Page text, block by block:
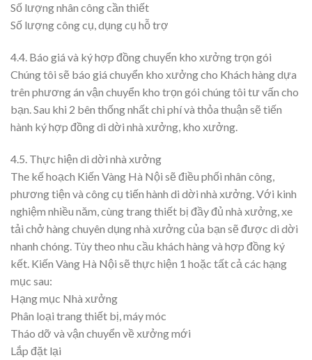
Số lượng nhân công cần thiết
Số lượng công cụ, dụng cụ hỗ trợ
4.4. Báo giá và ký hợp đồng chuyển kho xưởng trọn gói
Chúng tôi sẽ báo giá chuyển kho xưởng cho Khách hàng dựa
trên phương án vận chuyển kho trọn gói chúng tôi tư vấn cho
bạn. Sau khi 2 bên thống nhất chi phí và thỏa thuận sẽ tiến
hành ký hợp đồng di dời nhà xưởng, kho xưởng.
4.5. Thực hiện di dời nhà xưởng
The kế hoạch Kiến Vàng Hà Nội sẽ điều phối nhân công,
phương tiện và công cụ tiến hành di dời nhà xưởng. Với kinh
nghiệm nhiều năm, cùng trang thiết bị đầy đủ nhà xưởng, xe
tải chở hàng chuyên dụng nhà xưởng của bạn sẽ được di dời
nhanh chóng. Tùy theo nhu cầu khách hàng và hợp đồng ký
kết. Kiến Vàng Hà Nội sẽ thực hiện 1 hoặc tất cả các hạng
mục sau:
Hạng mục Nhà xưởng
Phân loại trang thiết bị, máy móc
Tháo dỡ và vận chuyển về xưởng mới
Lắp đặt lại